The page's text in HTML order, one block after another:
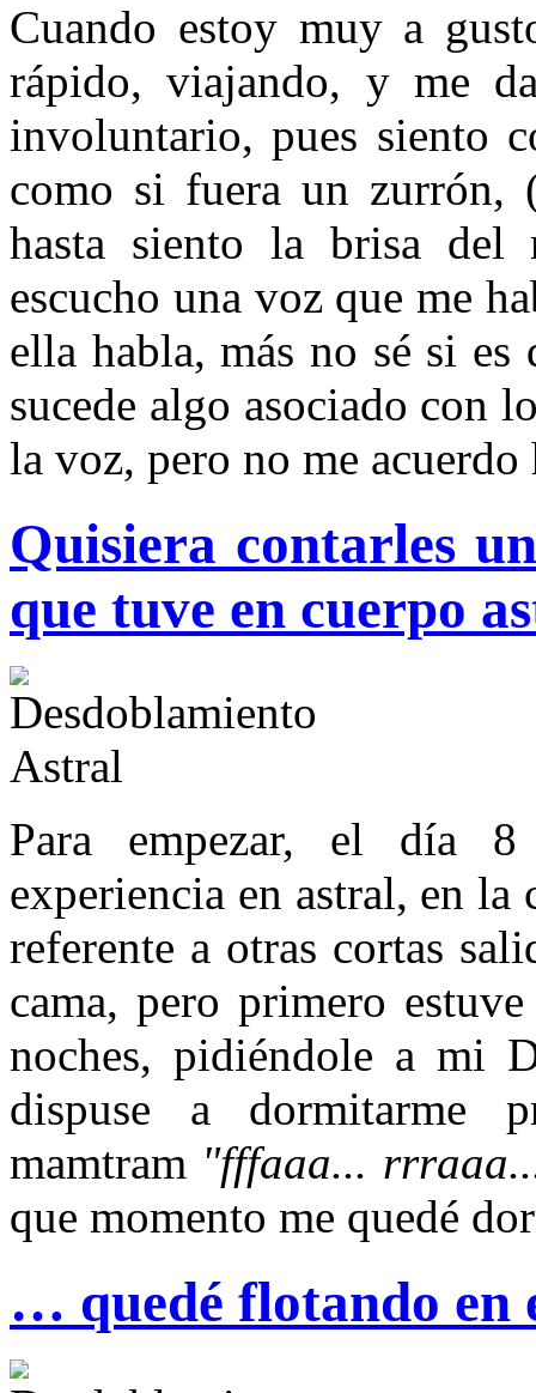
Cuando estoy muy a
rápido, viajando, y me
involuntario, pues siento
como si fuera un zurrón,
hasta siento la brisa del
escucho una voz que me
ella habla, más no sé si
sucede algo asociado con
la voz, pero no me acuerdo
Quisiera contarles
que tuve en cuerpo
Para empezar, el día
experiencia en astral, en
referente a otras cortas
cama, pero primero
noches, pidiéndole a mi
dispuse a dormitarme
mamtram "fffaaa...
que momento me quedé
… quedé flotando